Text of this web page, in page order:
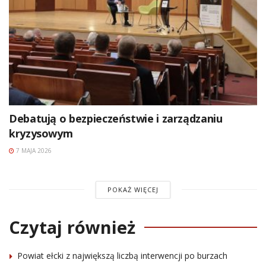
Debatują o bezpieczeństwie i zarządzaniu
kryzysowym
7 MAJA 2026
POKAŻ WIĘCEJ
Czytaj również
Powiat ełcki z największą liczbą interwencji po burzach